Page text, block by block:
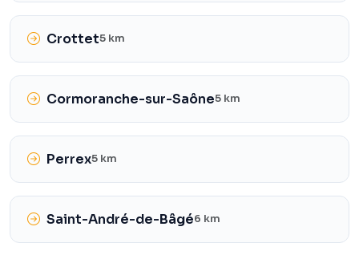
Crottet5 km
Cormoranche-sur-Saône5 km
Perrex5 km
Saint-André-de-Bâgé6 km